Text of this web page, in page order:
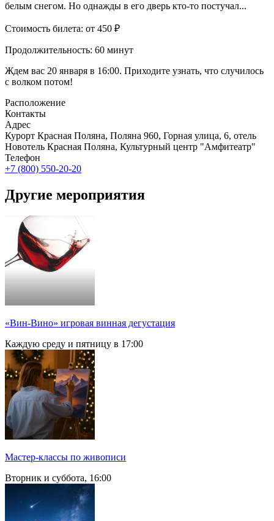
белым снегом. Но однажды в его дверь кто-то постучал...
Стоимость билета: от 450 ₽
Продолжительность: 60 минут
Ждем вас 20 января в 16:00. Приходите узнать, что случилось
с волком потом!
Расположение
Контакты
Адрес
Курорт Красная Поляна, Поляна 960, Горная улица, 6, отель
Новотель Красная Поляна, Культурный центр "Амфитеатр"
Телефон
+7 (800) 550-20-20
Другие мероприятия
«Вин-Вино» игровая винная дегустация
Каждую среду и пятницу в 17:00
Мастер-классы по живописи
Вторник и суббота, 16:00